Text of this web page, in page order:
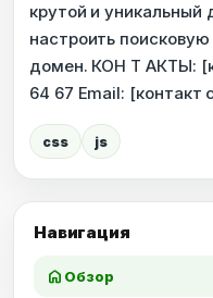
Навигация
home Обзор
крутой и уникальный
настроить
домен. КОН Т АКТЫ:
64 67 Email: [контакт
css js